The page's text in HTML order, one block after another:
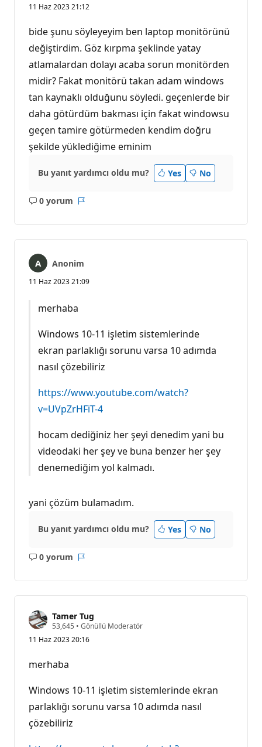
11 Haz 2023 21:12
bide şunu söyleyeyim ben laptop monitörünü
değiştirdim. Göz kırpma şeklinde yatay
atlamalardan dolayı acaba sorun monitörden
midir? Fakat monitörü takan adam windows
tan kaynaklı olduğunu söyledi. geçenlerde bir
daha götürdüm bakması için fakat windowsu
geçen tamire götürmeden kendim doğru
şekilde yüklediğime eminim
Bu yanıt yardımcı oldu mu? Yes No
0 yorum
Açıklama
Anonim
11 Haz 2023 21:09
merhaba
Windows 10-11 işletim sistemlerinde
ekran parlaklığı sorunu varsa 10 adımda
nasıl çözebiliriz
https://www.youtube.com/watch?
v=UVpZrHFiT-4
hocam dediğiniz her şeyi denedim yani bu
videodaki her şey ve buna benzer her şey
denemediğim yol kalmadı.
yani çözüm bulamadım.
Bu yanıt yardımcı oldu mu? Yes No
0 yorum
Açıklama
Tamer Tug
53,645 S
y
k
p
u
• Gönüllü Moderatör
11 Haz 2023 20:16
merhaba
Windows 10-11 işletim sistemlerinde ekran
parlaklığı sorunu varsa 10 adımda nasıl
çözebiliriz